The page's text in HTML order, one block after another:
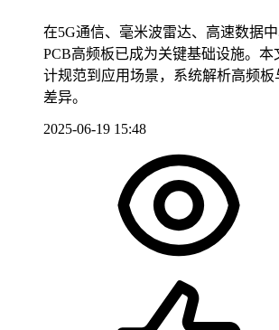
在5G通信、毫米波雷达、高速数据中
PCB高频板已成为关键基础设施。
计规范到应用场景，系统解析高频板
差异。
2025-06-19 15:48